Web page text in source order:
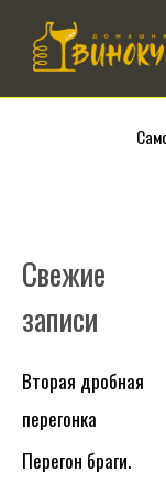
Перейти
Свежие
записи
Вторая дробная
перегонка
Перегон браги.
Р
р
и
к